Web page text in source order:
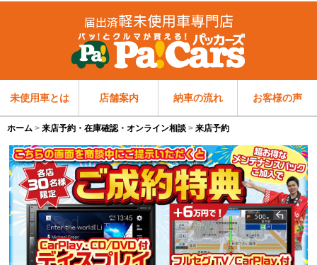
未使用車とは 店舗案内 納車の流れ お客様の声
ホーム 来店予約・在庫確認・オンライン相談 来店予約